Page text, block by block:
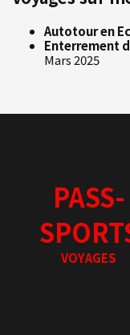
Autotour en
Enterrement
Mars 2025
PASS-
VOYAGES